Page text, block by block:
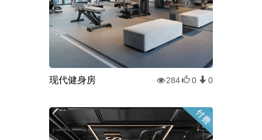
现代健身房 284 0 0